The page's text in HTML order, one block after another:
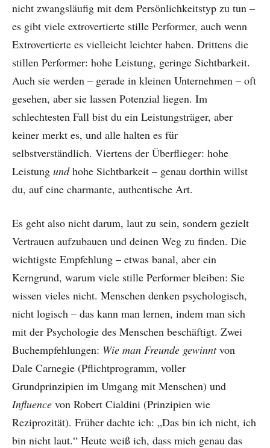
nicht zwangsläufig mit dem Persönlichkeitstyp zu tun –
es gibt viele extrovertierte stille Performer, auch wenn
Extrovertierte es vielleicht leichter haben. Drittens die
stillen Performer: hohe Leistung, geringe Sichtbarkeit.
Auch sie werden – gerade in kleinen Unternehmen – oft
gesehen, aber sie lassen Potenzial liegen. Im
schlechtesten Fall bist du ein Leistungsträger, aber
keiner merkt es, und alle halten es für
selbstverständlich. Viertens der Überflieger: hohe
Leistung undhohe Sichtbarkeit – genau dorthin willst
du, auf eine charmante, authentische Art.
Es geht also nicht darum, laut zu sein, sondern gezielt
Vertrauen aufzubauen und deinen Weg zu finden. Die
wichtigste Empfehlung – etwas banal, aber ein
Kerngrund, warum viele stille Performer bleiben: Sie
wissen vieles nicht. Menschen denken psychologisch,
nicht logisch – das kann man lernen, indem man sich
mit der Psychologie des Menschen beschäftigt. Zwei
Buchempfehlungen: Wie man Freunde gewinntvon
Dale Carnegie (Pflichtprogramm, voller
Grundprinzipien im Umgang mit Menschen) und
Influence von Robert Cialdini (Prinzipien wie
Reziprozität). Früher dachte ich: „Das bin ich nicht, ich
bin nicht laut.“ Heute weiß ich, dass mich genau das